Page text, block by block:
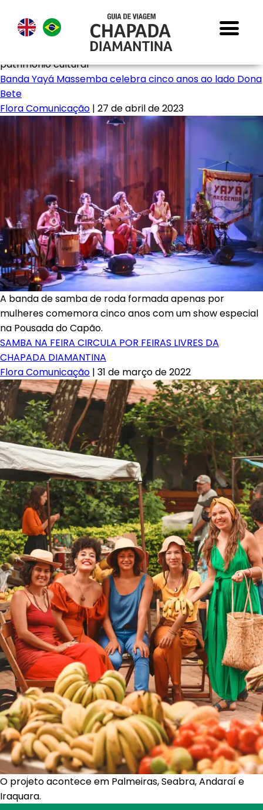
patrimônio cultural
Banda Yayá Massemba celebra cinco anos ao lado Dona
Bete
Flora Comunicação | 27 de abril de 2023
A banda de samba de roda formada apenas por
mulheres comemora cinco anos com um show especial
na Pousada do Capão.
SAMBA NA FEIRA CIRCULA POR FEIRAS LIVRES DA
CHAPADA DIAMANTINA
Flora Comunicação | 31 de março de 2022
O projeto acontece em Palmeiras, Seabra, Andaraí e
Iraquara.